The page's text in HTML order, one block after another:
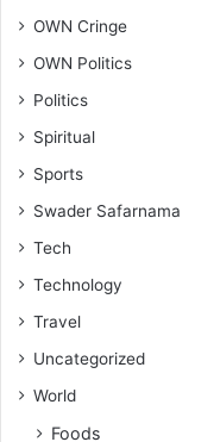
OWN Cringe
OWN Politics
Politics
Spiritual
Sports
Swader Safarnama
Tech
Technology
Travel
Uncategorized
World
Foods